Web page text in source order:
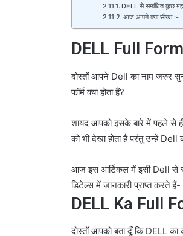
DELL से सम्बंधित कुछ
आज आपने क्या सीखा :-
DELL Full
दोस्तों आपने Dell का नाम जरुर
फॉर्म क्या होता हैं?
शायद आपको इसके बारे में पहले से
को भी देखा होता हैं परंतु उन्हें Dell
आज इस आर्टिकल में इसी Dell से
डिटेल्स में जानकारी प्राप्त करते हैं-
DELL Ka Full
दोस्तों आपको बता दूँ कि DELL